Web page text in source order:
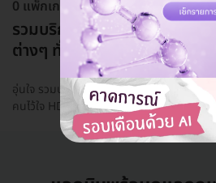
0 แพ็กเกจ
รวมบริการจากคลินิกเสริมควา
ต่างๆ ทั่วไทย
อุ่นใจ รวมบริการจากคลินิกความงามทั่วไทย
คนไว้ใจ HDmall Health ดี อะไรก็ดี